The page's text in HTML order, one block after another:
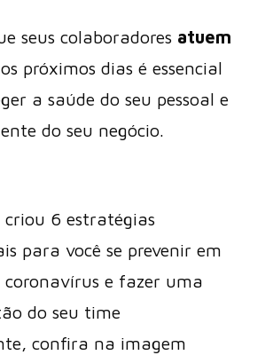
seus colaboradores atuem
próximos dias é essencial
a saúde do seu pessoal e
do seu negócio.
criou 6 estratégias
para você se prevenir em
coronavírus e fazer uma
do seu time
confira na imagem